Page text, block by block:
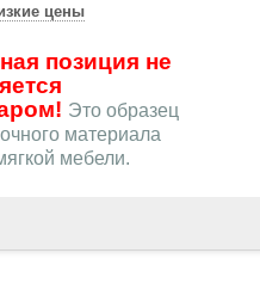
цены
позиция не
Это образец
материала
мебели.